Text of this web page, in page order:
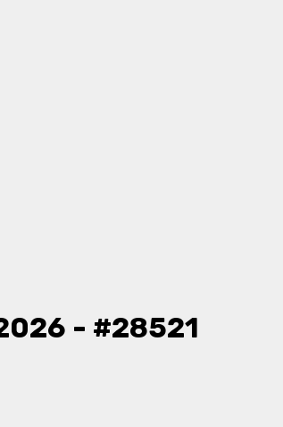
- #28521